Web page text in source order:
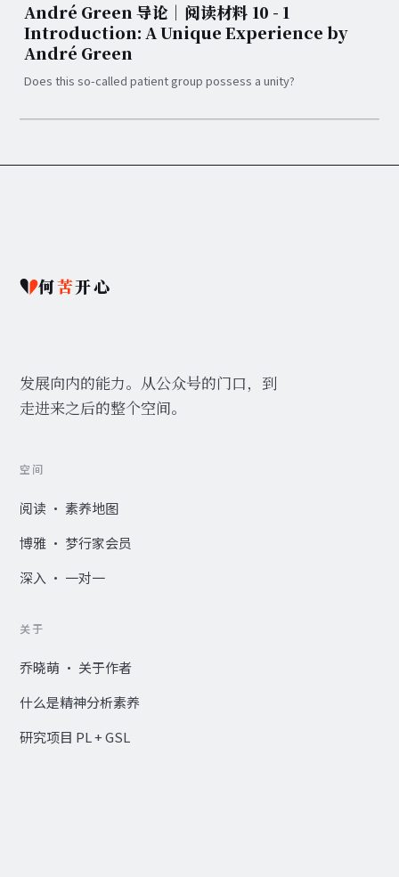
André Green 导论｜阅读材料 10 - 1
Introduction: A Unique Experience by
André Green
Does this so-called patient group possess a unity?
何苦开心
发展向内的能力。从公众号的门口，到
走进来之后的整个空间。
空间
阅读 · 素养地图
博雅 · 梦行家会员
深入 · 一对一
关于
乔晓萌 · 关于作者
什么是精神分析素养
研究项目 PL + GSL